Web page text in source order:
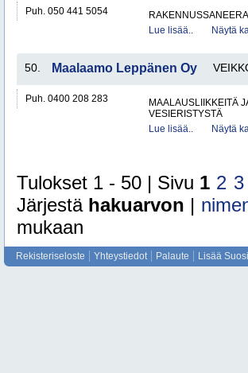
Puh. 050 441 5054
Lue lisää..
Näytä
50. Maalaamo Leppänen Oy
Puh. 0400 208 283
MAALAUSLIIKKEITÄ
VESIERISTYSTÄ
Lue lisää..
Näytä
Tulokset 1 - 50 | Sivu 1 2 3
Järjestä hakuarvon |
mukaan
Rekisteriseloste Yhteystiedot Palaute Lisää